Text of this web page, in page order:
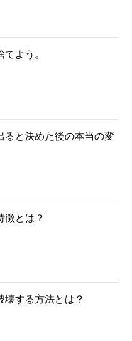
よう。
ると決めた後の本当の変
徴とは？
壊する方法とは？